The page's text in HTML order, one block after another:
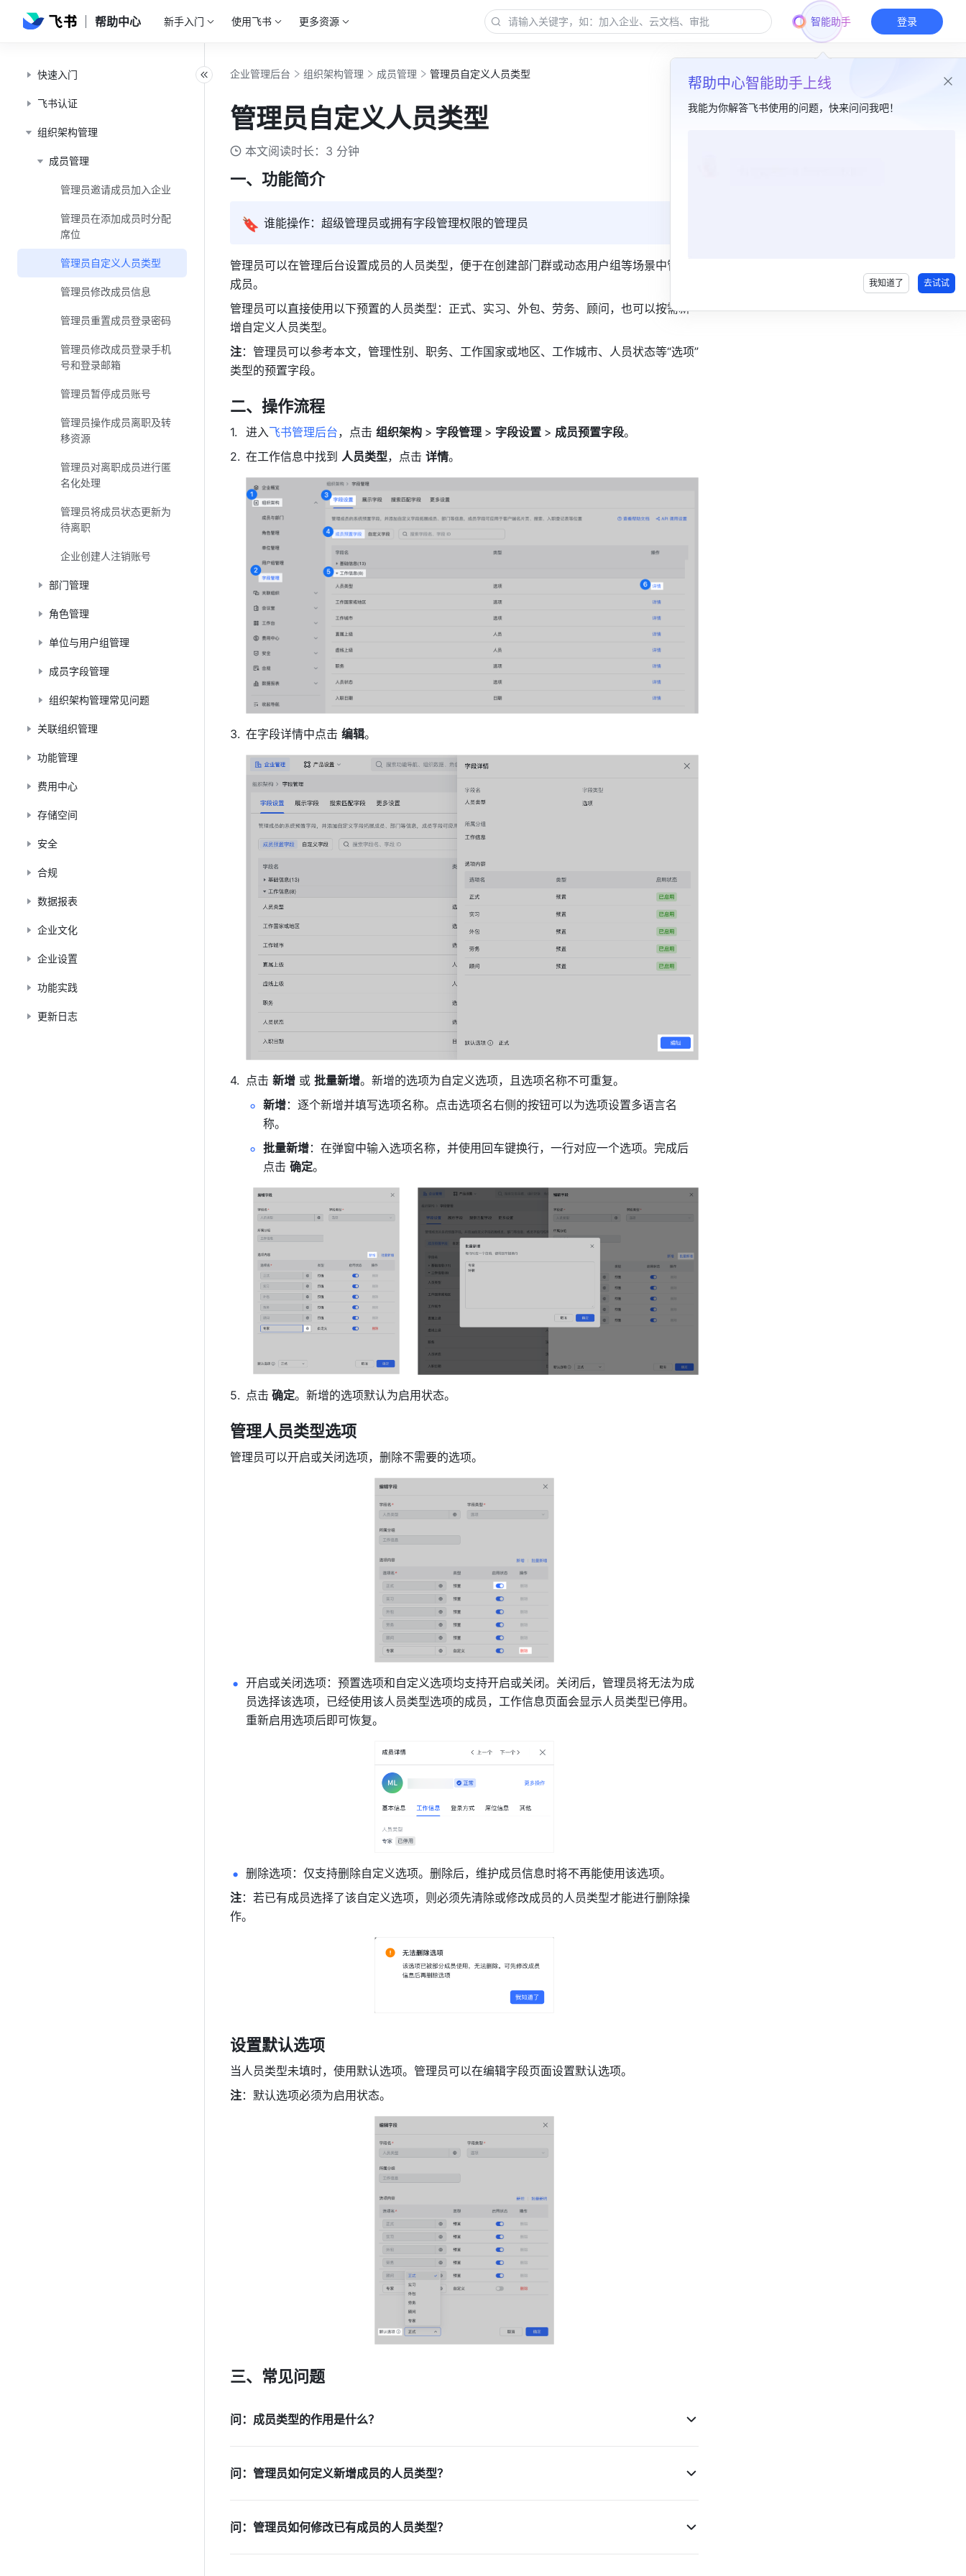
帮助中心 新手入门 使用飞书 更多资源 智能助手
帮助中心智能助手上线
我能为你解答飞书使用的问题，快来问问我吧！
我知道了 去试试
登录
快速入门
飞书认证
组织架构管理
成员管理
管理员邀请成员加入企业
管理员在添加成员时分配
席位
管理员自定义人员类型
管理员修改成员信息
管理员重置成员登录密码
管理员修改成员登录手机
号和登录邮箱
管理员暂停成员账号
管理员操作成员离职及转
移资源
管理员对离职成员进行匿
名化处理
管理员将成员状态更新为
待离职
企业创建人注销账号
部门管理
角色管理
单位与用户组管理
成员字段管理
组织架构管理常见问题
关联组织管理
功能管理
费用中心
存储空间
安全
合规
数据报表
企业文化
企业设置
功能实践
更新日志
企业管理后台 组织架构管理 成员管理 管理员自定义人员类型
管理员自定义人员类型
本文阅读时长：3 分钟
一、功能简介
🔖 谁能操作： 超级管理员或拥有字段管理权限的管理员
管理员可以在管理后台设置成员的人员类型，便于在创建部门群或动态用户组等场景中管理
成员。
管理员可以直接使用以下预置的人员类型：正式、实习、外包、劳务、顾问，也可以按需新
增自定义人员类型。
注：管理员可以参考本文，管理性别、职务、工作国家或地区、工作城市、人员状态等“选项”
类型的预置字段。
二、操作流程
进入飞书管理后台，点击 组织架构 > 字段管理 > 字段设置 > 成员预置字段。
在工作信息中找到 人员类型，点击 详情。
在字段详情中点击 编辑。
点击 新增 或 批量新增。新增的选项为自定义选项，且选项名称不可重复。
新增：逐个新增并填写选项名称。点击选项名右侧的按钮可以为选项设置多语言名
称。
批量新增：在弹窗中输入选项名称，并使用回车键换行，一行对应一个选项。完成后
点击 确定。
点击 确定。新增的选项默认为启用状态。
管理人员类型选项
管理员可以开启或关闭选项，删除不需要的选项。
开启或关闭选项：预置选项和自定义选项均支持开启或关闭。关闭后，管理员将无法为成
员选择该选项，已经使用该人员类型选项的成员，工作信息页面会显示人员类型已停用。
重新启用选项后即可恢复。
删除选项：仅支持删除自定义选项。删除后，维护成员信息时将不再能使用该选项。
注：若已有成员选择了该自定义选项，则必须先清除或修改成员的人员类型才能进行删除操
作。
设置默认选项
当人员类型未填时，使用默认选项。管理员可以在编辑字段页面设置默认选项。
注：默认选项必须为启用状态。
三、常见问题
问：成员类型的作用是什么？
问：管理员如何定义新增成员的人员类型？
问：管理员如何修改已有成员的人员类型？